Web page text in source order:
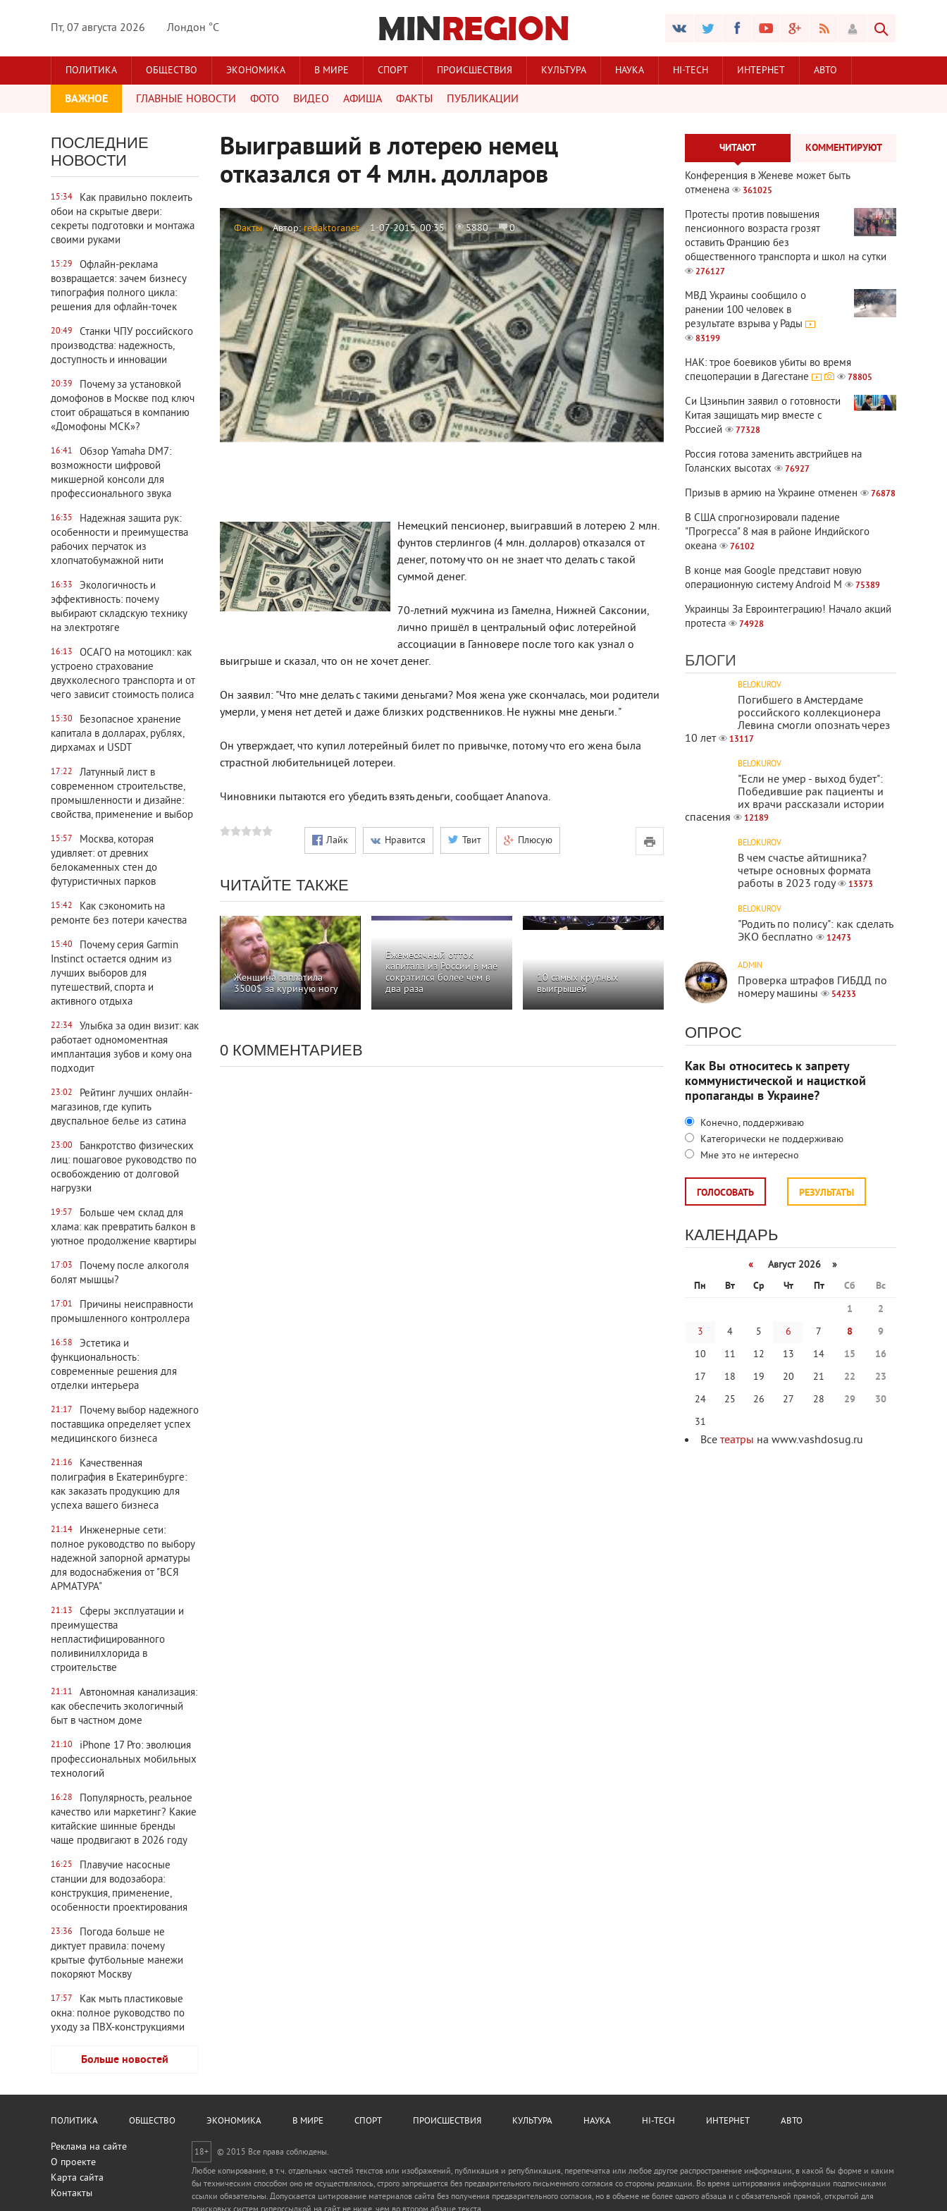
Пт, 07 августа 2026 Лондон °C
ПОЛИТИКА ОБЩЕСТВО ЭКОНОМИКА В МИРЕ СПОРТ ПРОИСШЕСТВИЯ КУЛЬТУРА НАУКА HI-TECH ИНТЕРНЕТ АВТО
ВАЖНОЕ ГЛАВНЫЕ НОВОСТИ ФОТО ВИДЕО АФИША ФАКТЫ ПУБЛИКАЦИИ
ПОСЛЕДНИЕ
НОВОСТИ
15:34
Как правильно поклеить
обои на скрытые двери:
секреты подготовки и монтажа
своими руками
15:29
Офлайн-реклама
возвращается: зачем бизнесу
типография полного цикла:
решения для офлайн-точек
20:49
Станки ЧПУ российского
производства: надежность,
доступность и инновации
20:39
Почему за установкой
домофонов в Москве под ключ
стоит обращаться в компанию
«Домофоны МСК»?
16:41
Обзор Yamaha DM7:
возможности цифровой
микшерной консоли для
профессионального звука
16:35
Надежная защита рук:
особенности и преимущества
рабочих перчаток из
хлопчатобумажной нити
16:33
Экологичность и
эффективность: почему
выбирают складскую технику
на электротяге
16:13
ОСАГО на мотоцикл: как
устроено страхование
двухколесного транспорта и от
чего зависит стоимость полиса
15:30
Безопасное хранение
капитала в долларах, рублях,
дирхамах и USDT
17:22
Латунный лист в
современном строительстве,
промышленности и дизайне:
свойства, применение и выбор
15:57
Москва, которая
удивляет: от древних
белокаменных стен до
футуристичных парков
15:42
Как сэкономить на
ремонте без потери качества
15:40
Почему серия Garmin
Instinct остается одним из
лучших выборов для
путешествий, спорта и
активного отдыха
22:34
Улыбка за один визит: как
работает одномоментная
имплантация зубов и кому она
подходит
23:02
Рейтинг лучших онлайн-
магазинов, где купить
двуспальное белье из сатина
23:00
Банкротство физических
лиц: пошаговое руководство по
освобождению от долговой
нагрузки
19:57
Больше чем склад для
хлама: как превратить балкон в
уютное продолжение квартиры
17:03
Почему после алкоголя
болят мышцы?
17:01
Причины неисправности
промышленного контроллера
16:58
Эстетика и
функциональность:
современные решения для
отделки интерьера
21:17
Почему выбор надежного
поставщика определяет успех
медицинского бизнеса
21:16
Качественная
полиграфия в Екатеринбурге:
как заказать продукцию для
успеха вашего бизнеса
21:14
Инженерные сети:
полное руководство по выбору
надежной запорной арматуры
для водоснабжения от "ВСЯ
АРМАТУРА"
21:13
Сферы эксплуатации и
преимущества
непластифицированного
поливинилхлорида в
строительстве
21:11
Автономная канализация:
как обеспечить экологичный
быт в частном доме
21:10
iPhone 17 Pro: эволюция
профессиональных мобильных
технологий
16:28
Популярность, реальное
качество или маркетинг? Какие
китайские шинные бренды
чаще продвигают в 2026 году
16:25
Плавучие насосные
станции для водозабора:
конструкция, применение,
особенности проектирования
23:36
Погода больше не
диктует правила: почему
крытые футбольные манежи
покоряют Москву
17:57
Как мыть пластиковые
окна: полное руководство по
уходу за ПВХ-конструкциями
Больше новостей
Выигравший в лотерею немец
отказался от 4 млн. долларов
Факты Автор:redaktoranet 1-07-2015, 00:35 5880 0
Немецкий пенсионер, выигравший в лотерею 2 млн.
фунтов стерлингов (4 млн. долларов) отказался от
денег, потому что он не знает что делать с такой
суммой денег.
70-летний мужчина из Гамелна, Нижней Саксонии,
лично пришёл в центральный офис лотерейной
ассоциации в Ганновере после того как узнал о
выигрыше и сказал, что он не хочет денег.
Он заявил: "Что мне делать с такими деньгами? Моя жена уже скончалась, мои родители
умерли, у меня нет детей и даже близких родственников. Не нужны мне деньги. "
Он утверждает, что купил лотерейный билет по привычке, потому что его жена была
страстной любительницей лотереи.
Чиновники пытаются его убедить взять деньги, сообщает Ananova.
Лайк Нравится Твит Плюсую
ЧИТАЙТЕ ТАКЖЕ
Женщина заплатила
3500$ за куриную ногу
Ежемесячный отток
капитала из России в мае
сократился более чем в
два раза
10 самых крупных
выигрышей
0 КОММЕНТАРИЕВ
ЧИТАЮТ КОММЕНТИРУЮТ
Конференция в Женеве может быть
отменена
361025
Протесты против повышения
пенсионного возраста грозят
оставить Францию без
общественного транспорта и школ на сутки
276127
МВД Украины сообщило о
ранении 100 человек в
результате взрыва у Рады
83199
НАК: трое боевиков убиты во время
спецоперации в Дагестане
78805
Си Цзиньпин заявил о готовности
Китая защищать мир вместе с
Россией
77328
Россия готова заменить австрийцев на
Голанских высотах
76927
Призыв в армию на Украине отменен 76878
В США спрогнозировали падение
"Прогресса" 8 мая в районе Индийского
океана
76102
В конце мая Google представит новую
операционную систему Android M
75389
Украинцы За Евроинтеграцию! Начало акций
протеста
74928
БЛОГИ
BELOKUROV
Погибшего в Амстердаме
российского коллекционера
Левина смогли опознать через
10 лет
13117
BELOKUROV
"Если не умер - выход будет":
Победившие рак пациенты и
их врачи рассказали истории
спасения
12189
BELOKUROV
В чем счастье айтишника?
четыре основных формата
работы в 2023 году
13373
BELOKUROV
"Родить по полису": как сделать
ЭКО бесплатно
12473
ADMIN
Проверка штрафов ГИБДД по
номеру машины
54233
ОПРОС
Как Вы относитесь к запрету
коммунистической и нацисткой
пропаганды в Украине?
Конечно, поддерживаю
Категорически не поддерживаю
Мне это не интересно
ГОЛОСОВАТЬ РЕЗУЛЬТАТЫ
КАЛЕНДАРЬ
«
Август 2026 »
Пн
Вт Ср Чт Пт Сб
Вс
1
2
3
4 5 6 7 8
9
10
11 12 13 14 15
16
17
18 19 20 21 22
23
24
25 26 27 28 29
30
31
Все театры на www.vashdosug.ru
ПОЛИТИКА ОБЩЕСТВО ЭКОНОМИКА В МИРЕ СПОРТ ПРОИСШЕСТВИЯ КУЛЬТУРА НАУКА HI-TECH ИНТЕРНЕТ АВТО
Реклама на сайте
О проекте
Карта сайта
Контакты
18+
© 2015 Все права соблюдены.
Любое копирование, в т.ч. отдельных частей текстов или изображений, публикация и републикация, перепечатка или любое другое распространение информации, в какой бы форме и каким
бы техническим способом оно не осуществлялось, строго запрещается без предварительного письменного согласия со стороны редакции. Во время цитирования информации подписчиками
ссылки обязательны. Допускается цитирование материалов сайта без получения предварительного согласия, но в объеме не более одного абзаца и с обязательной прямой, открытой для